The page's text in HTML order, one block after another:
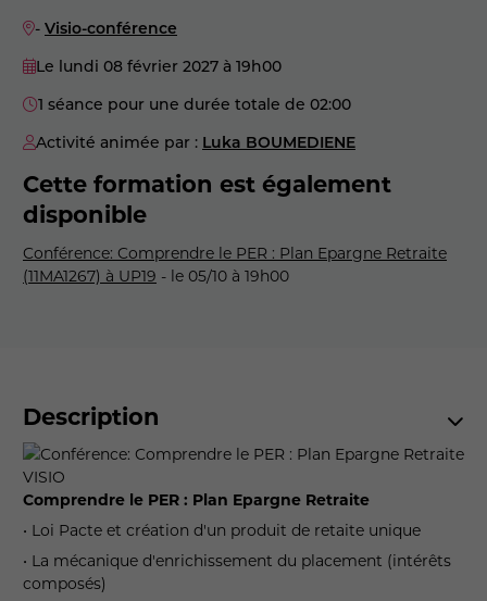
- Visio-conférence
Le lundi 08 février 2027 à 19h00
1 séance pour une durée totale de 02:00
Activité animée par : Luka BOUMEDIENE
Cette formation est également
disponible
Conférence: Comprendre le PER : Plan Epargne Retraite
(11MA1267) à UP19 - le 05/10 à 19h00
Description
Comprendre le PER : Plan Epargne Retraite
• Loi Pacte et création d'un produit de retaite unique
• La mécanique d'enrichissement du placement (intérêts
composés)